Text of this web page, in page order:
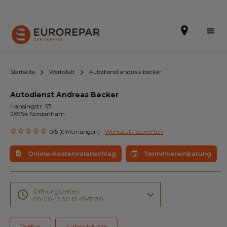
Terminvereinbarung
Online-Kostenvoranschlag
Die Marke
Leistungen
Angebote
Startseite Werkstatt Autodienst andreas becker
Autodienst Andreas Becker
Hansingstr. 57
26954 Nordenham
0/5 (0 Meinungen) Werkstatt bewerten
Online-Kostenvoranschlag Terminvereinbarung
Öffnungszeiten
08:00-12:30 13:45-17:30